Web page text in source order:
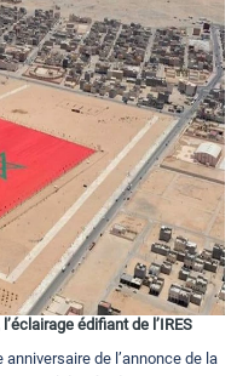
édifiant de l’IRES
de l’annonce de la